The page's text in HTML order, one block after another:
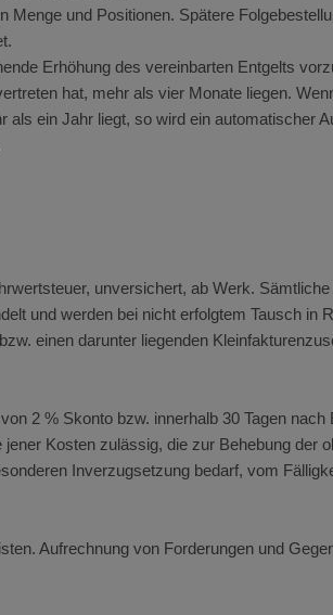
und Positionen. Spätere
Erhöhung des vereinbarten Entgelts
hat, mehr als vier Monate liegen.
ein Jahr liegt, so wird ein automatischer
unversichert, ab Werk.
und werden bei nicht erfolgtem Tausch in
einen darunter liegenden
2 % Skonto bzw. innerhalb 30 Tagen
Kosten zulässig, die zur Behebung der
Inverzugsetzung bedarf, vom
Aufrechnung von Forderungen und